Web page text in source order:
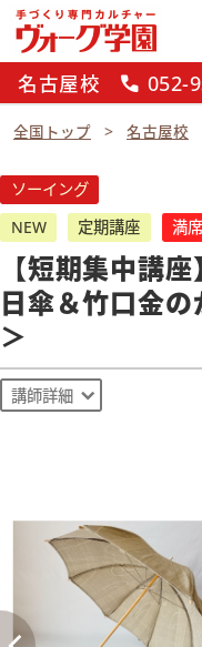
名古屋校 call 052-
全国トップ 名古屋校
ソーイング
NEW
定期講座 満席
【短期集中講
日傘＆竹口金
＞
講師詳細